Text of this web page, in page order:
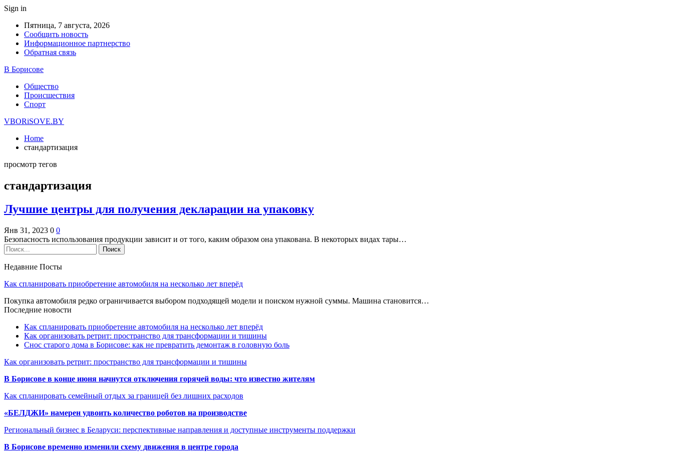
Sign in
Пятница, 7 августа, 2026
Сообщить новость
Информационное партнерство
Обратная связь
В Борисове
Общество
Происшествия
Спорт
VBORiSOVE.BY
Home
стандартизация
просмотр тегов
стандартизация
Лучшие центры для получения декларации на упаковку
Янв 31, 2023 0 0
Безопасность использования продукции зависит и от того, каким образом она упакована. В некоторых видах тары…
Недавние Посты
Как спланировать приобретение автомобиля на несколько лет вперёд
Покупка автомобиля редко ограничивается выбором подходящей модели и поиском нужной суммы. Машина становится…
Последние новости
Как спланировать приобретение автомобиля на несколько лет вперёд
Как организовать ретрит: пространство для трансформации и тишины
Снос старого дома в Борисове: как не превратить демонтаж в головную боль
Как организовать ретрит: пространство для трансформации и тишины
В Борисове в конце июня начнутся отключения горячей воды: что известно жителям
Как спланировать семейный отдых за границей без лишних расходов
«БЕЛДЖИ» намерен удвоить количество роботов на производстве
Региональный бизнес в Беларуси: перспективные направления и доступные инструменты поддержки
В Борисове временно изменили схему движения в центре города